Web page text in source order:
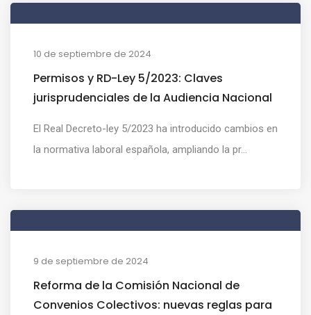
10 de septiembre de 2024
Permisos y RD-Ley 5/2023: Claves
jurisprudenciales de la Audiencia Nacional
El Real Decreto-ley 5/2023 ha introducido cambios en
la normativa laboral española, ampliando la pr...
9 de septiembre de 2024
Reforma de la Comisión Nacional de
Convenios Colectivos: nuevas reglas para